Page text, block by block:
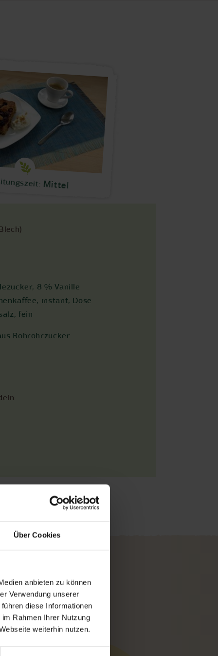
Über Cookies
anbieten zu können
Verwendung unserer
diese Informationen
Rahmen Ihrer Nutzung
weiterhin nutzen.
Mittel
8 % Vanille
instant, Dose
fein
Rohrohrzucker
herunterladen